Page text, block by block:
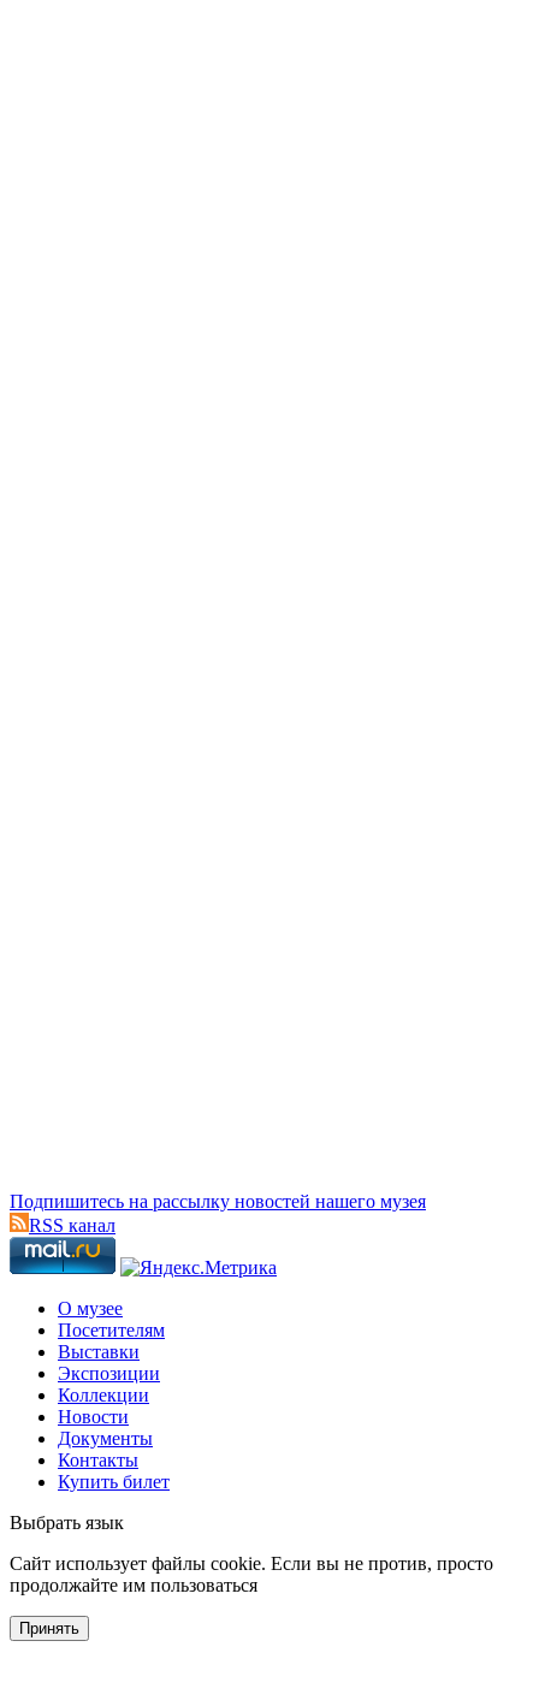
Подпишитесь на рассылку новостей нашего музея
RSS канал
О музее
Посетителям
Выставки
Экспозиции
Коллекции
Новости
Документы
Контакты
Купить билет
Выбрать язык
Cайт использует файлы cookie. Если вы не против, просто
продолжайте им пользоваться
Принять